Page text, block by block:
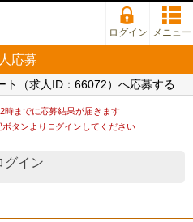
ログイン メニュー
応募
（求人ID：66072）へ応募する
時までに応募結果が届きます
タンよりログインしてください
グイン